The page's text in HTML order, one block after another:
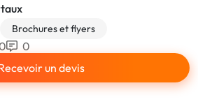
Brochures et flyers
0
un devis